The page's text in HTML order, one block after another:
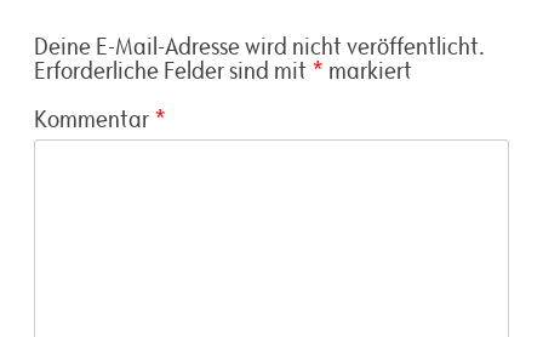
Deine E-Mail-Adresse wird nicht veröffentlicht.
Erforderliche Felder sind mit * markiert
Kommentar *